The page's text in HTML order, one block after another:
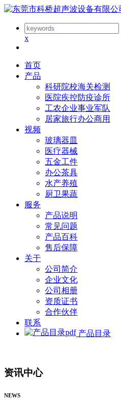
x
首页
产品
科研院校海关检测
医院疾控防疫诊所
工农企业事业军队
居家旅行办公商用
视频
玻璃器皿
医疗器械
五金工件
办公茶具
水产养殖
厨卫果蔬
服务
产品说明
常见问题
产品百科
售后保障
关于
公司简介
企业文化
公司相册
资质证书
合作伙伴
联系
产品目录
资讯中心
NEWS